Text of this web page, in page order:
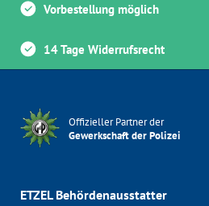
Vorbestellung möglich
14 Tage Widerrufsrecht
Offizieller Partner der
Gewerkschaft der Polizei
ETZEL Behördenausstatter